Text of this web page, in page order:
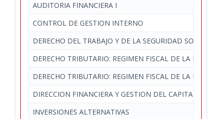
AUDITORIA FINANCIERA I
CONTROL DE GESTION INTERNO
DERECHO DEL TRABAJO Y DE LA SEGURIDAD SOCIAL
DERECHO TRIBUTARIO: REGIMEN FISCAL DE LA
DERECHO TRIBUTARIO: REGIMEN FISCAL DE LA
DIRECCION FINANCIERA Y GESTION DEL CAPITAL
INVERSIONES ALTERNATIVAS